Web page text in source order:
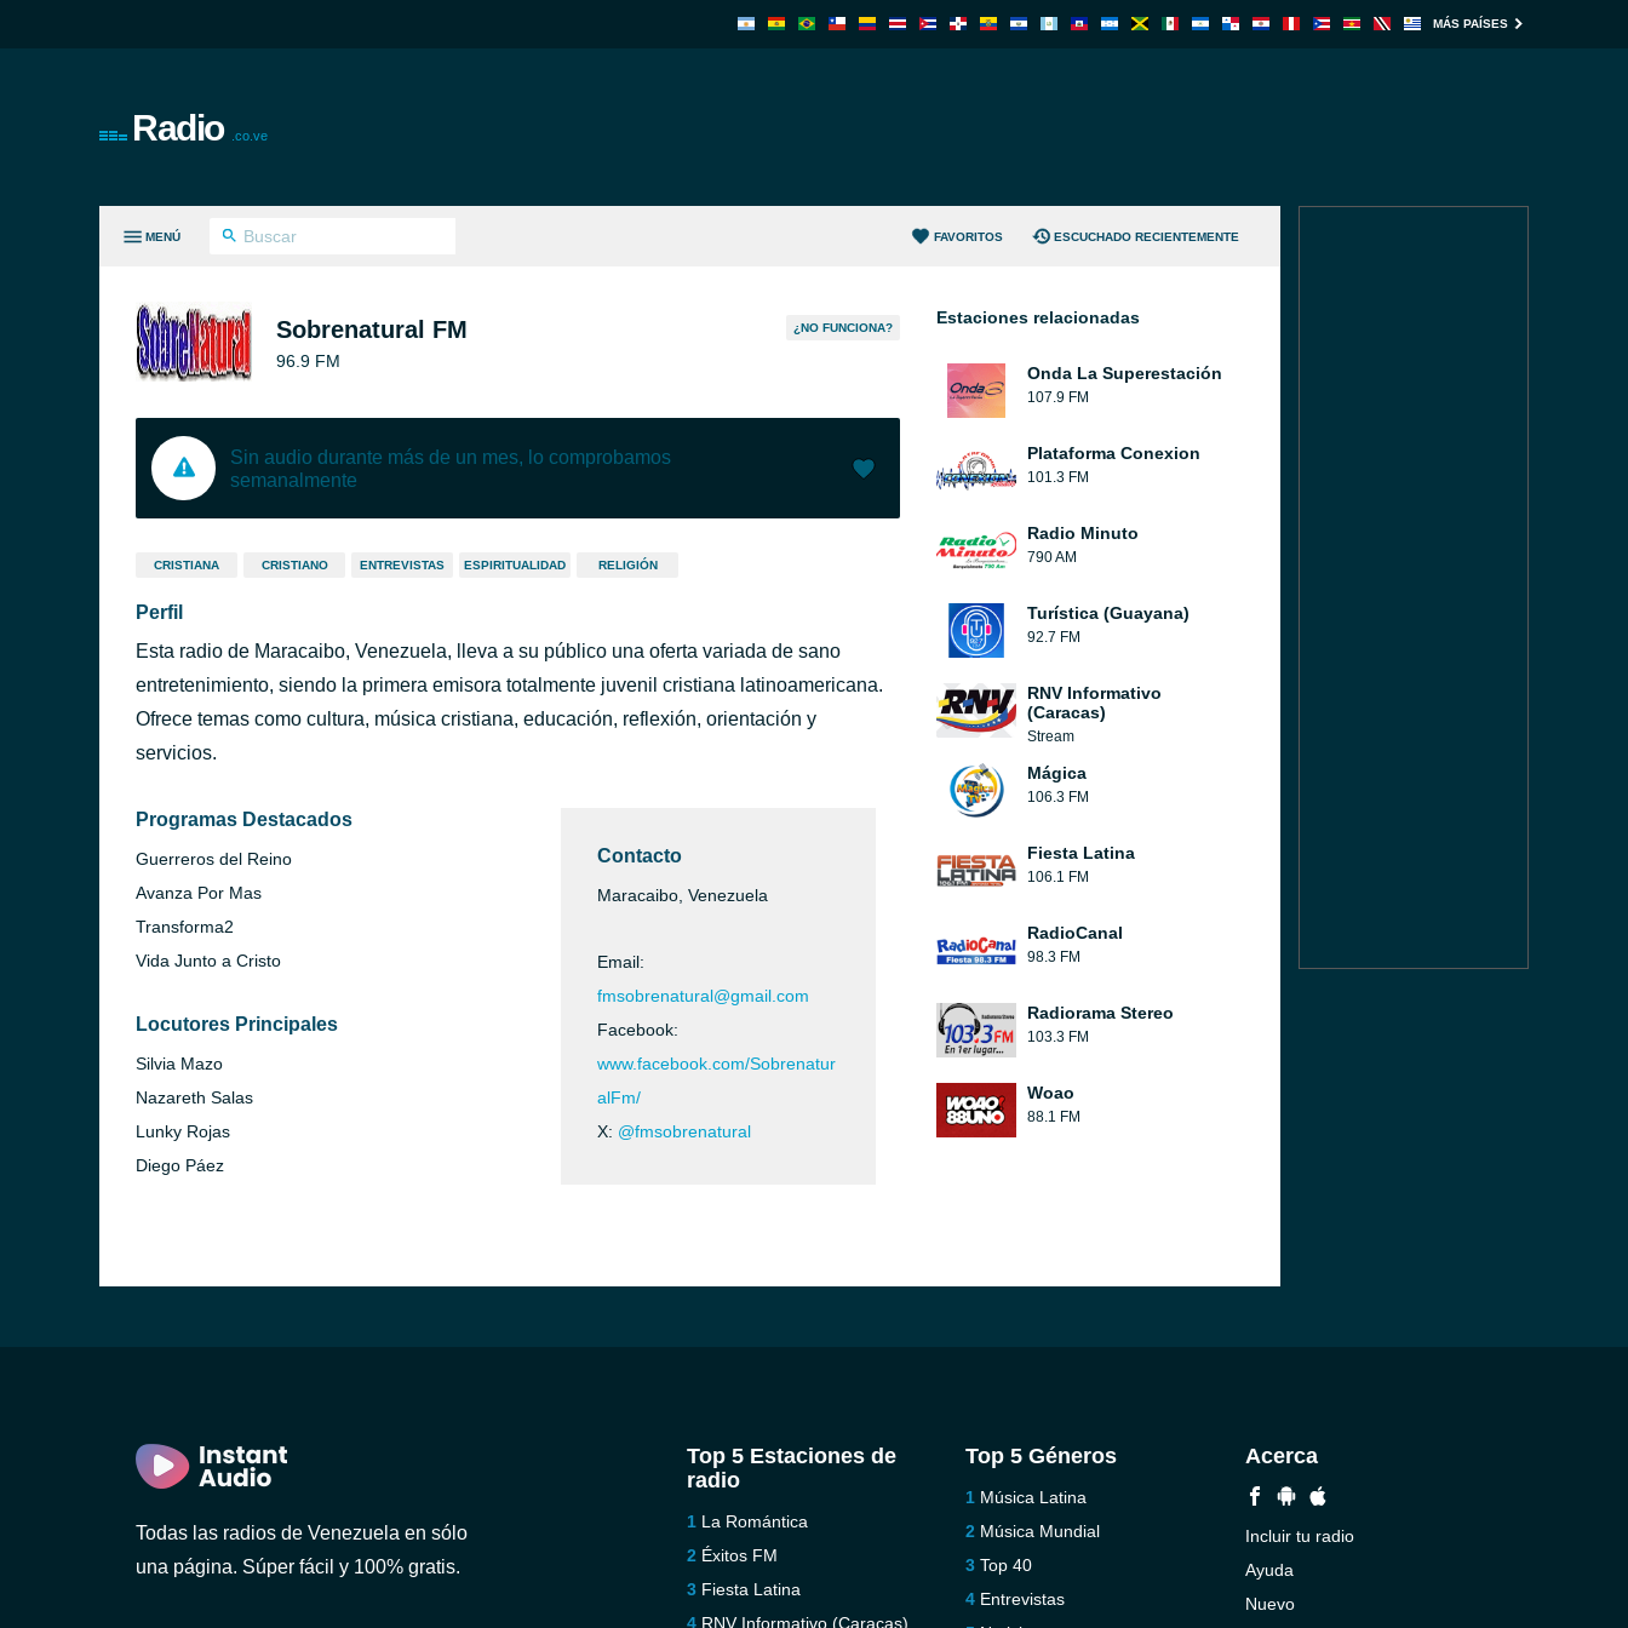
MÁS PAÍSES
Radio .co.ve
MENÚ FAVORITOS ESCUCHADO RECIENTEMENTE
Sobrenatural FM
96.9 FM
¿NO FUNCIONA?
Sin audio durante más de un mes, lo comprobamos
semanalmente
CRISTIANA CRISTIANO ENTREVISTAS ESPIRITUALIDAD RELIGIÓN
Perfil
Esta radio de Maracaibo, Venezuela, lleva a su público una oferta variada de sano
entretenimiento, siendo la primera emisora totalmente juvenil cristiana latinoamericana.
Ofrece temas como cultura, música cristiana, educación, reflexión, orientación y
servicios.
Programas Destacados
Guerreros del Reino
Avanza Por Mas
Transforma2
Vida Junto a Cristo
Locutores Principales
Silvia Mazo
Nazareth Salas
Lunky Rojas
Diego Páez
Contacto
Maracaibo, Venezuela
Email:
fmsobrenatural@gmail.com
Facebook:
www.facebook.com/Sobrenatur
alFm/
X: @fmsobrenatural
Estaciones relacionadas
Onda La Superestación
107.9 FM
Plataforma Conexion
101.3 FM
Radio Minuto
790 AM
Turística (Guayana)
92.7 FM
RNV Informativo
(Caracas)
Stream
Mágica
106.3 FM
Fiesta Latina
106.1 FM
RadioCanal
98.3 FM
Radiorama Stereo
103.3 FM
Woao
88.1 FM
Todas las radios de Venezuela en sólo
una página. Súper fácil y 100% gratis.
Top 5 Estaciones de
radio
La Romántica
Éxitos FM
Fiesta Latina
RNV Informativo (Caracas)
Top 5 Géneros
Música Latina
Música Mundial
Top 40
Entrevistas
Acerca
Incluir tu radio
Ayuda
Nuevo